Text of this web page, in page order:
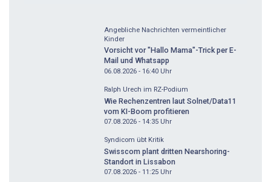
Angebliche Nachrichten vermeintlicher
Kinder
Vorsicht vor "Hallo Mama"-Trick per E-
Mail und Whatsapp
06.08.2026 - 16:40 Uhr
Ralph Urech im RZ-Podium
Wie Rechenzentren laut Solnet/Data11
vom KI-Boom profitieren
07.08.2026 - 14:35 Uhr
Syndicom übt Kritik
Swisscom plant dritten Nearshoring-
Standort in Lissabon
07.08.2026 - 11:25 Uhr